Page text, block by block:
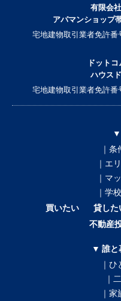
有限会
アパマンショップ
宅地建物取引業者免許
ドット
ハウス
宅地建物取引業者免許
▼
｜条
｜エ
｜マ
｜学
買いたい
貸した
不動産
▼ 誰と
｜ひ
｜
｜家